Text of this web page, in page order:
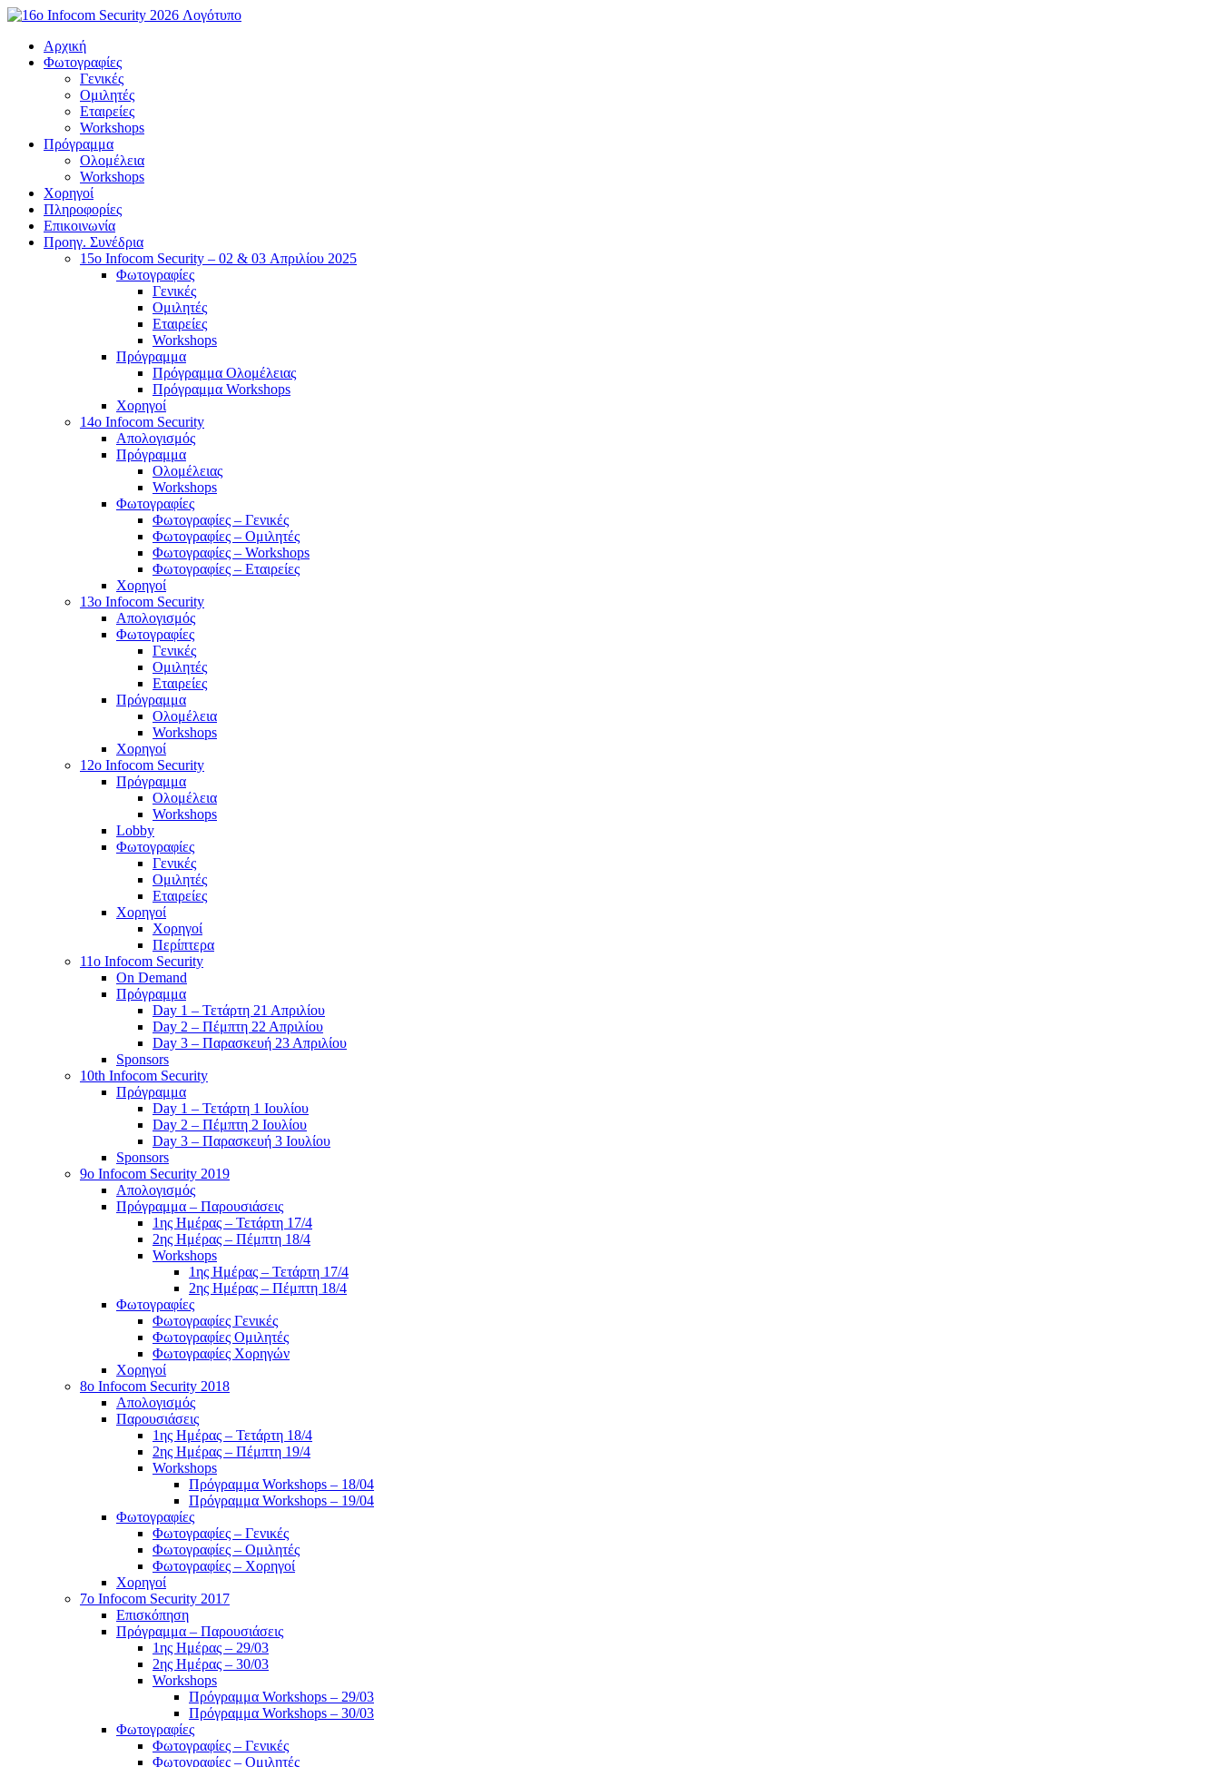
Μετάβαση
περιεχόμενο
Αρχική
Φωτογραφίες
Γενικές
Ομιλητές
Εταιρείες
Workshops
Πρόγραμμα
Ολομέλεια
Workshops
Χορηγοί
Πληροφορίες
Επικοινωνία
Προηγ. Συνέδρια
15o Infocom Security – 02 & 03 Απριλίου 2025
Φωτογραφίες
Γενικές
Ομιλητές
Εταιρείες
Workshops
Πρόγραμμα
Πρόγραμμα Ολομέλειας
Πρόγραμμα Workshops
Χορηγοί
14o Infocom Security
Απολογισμός
Πρόγραμμα
Ολομέλειας
Workshops
Φωτογραφίες
Φωτογραφίες – Γενικές
Φωτογραφίες – Ομιλητές
Φωτογραφίες – Workshops
Φωτογραφίες – Εταιρείες
Χορηγοί
13o Infocom Security
Απολογισμός
Φωτογραφίες
Γενικές
Ομιλητές
Εταιρείες
Πρόγραμμα
Ολομέλεια
Workshops
Χορηγοί
12o Infocom Security
Πρόγραμμα
Ολομέλεια
Workshops
Lobby
Φωτογραφίες
Γενικές
Ομιλητές
Εταιρείες
Χορηγοί
Χορηγοί
Περίπτερα
11o Infocom Security
On Demand
Πρόγραμμα
Day 1 – Τετάρτη 21 Απριλίου
Day 2 – Πέμπτη 22 Απριλίου
Day 3 – Παρασκευή 23 Απριλίου
Sponsors
10th Infocom Security
Πρόγραμμα
Day 1 – Τετάρτη 1 Ιουλίου
Day 2 – Πέμπτη 2 Ιουλίου
Day 3 – Παρασκευή 3 Ιουλίου
Sponsors
9ο Infocom Security 2019
Απολογισμός
Πρόγραμμα – Παρουσιάσεις
1ης Ημέρας – Τετάρτη 17/4
2ης Ημέρας – Πέμπτη 18/4
Workshops
1ης Ημέρας – Τετάρτη 17/4
2ης Ημέρας – Πέμπτη 18/4
Φωτογραφίες
Φωτογραφίες Γενικές
Φωτογραφίες Ομιλητές
Φωτογραφίες Χορηγών
Χορηγοί
8ο Infocom Security 2018
Απολογισμός
Παρουσιάσεις
1ης Ημέρας – Τετάρτη 18/4
2ης Ημέρας – Πέμπτη 19/4
Workshops
Πρόγραμμα Workshops – 18/04
Πρόγραμμα Workshops – 19/04
Φωτογραφίες
Φωτογραφίες – Γενικές
Φωτογραφίες – Ομιλητές
Φωτογραφίες – Χορηγοί
Χορηγοί
7o Infocom Security 2017
Επισκόπηση
Πρόγραμμα – Παρουσιάσεις
1ης Ημέρας – 29/03
2ης Ημέρας – 30/03
Workshops
Πρόγραμμα Workshops – 29/03
Πρόγραμμα Workshops – 30/03
Φωτογραφίες
Φωτογραφίες – Γενικές
Φωτογραφίες – Ομιλητές